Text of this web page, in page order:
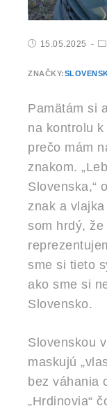
15.05.2025
ZNAČKY:
Pamätám si
na kontrolu
prečo mám
znakom.
Slovenska,“
znak a
som hrdý,
sme si tieto
ako sme si
Slovensko.
Slovenskou
maskujú
bez váhania
„Hrdinovia“